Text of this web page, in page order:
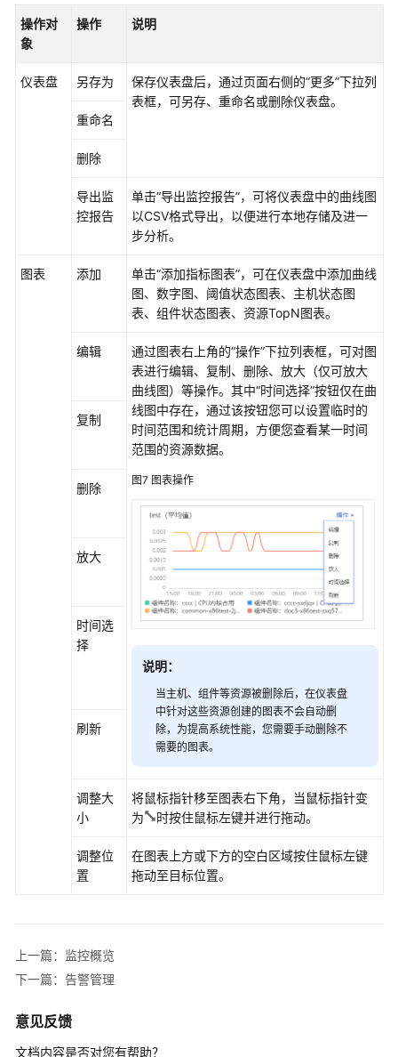
（联
域）
共
操作对
象
操作 说明
仪表盘 另存为
保存仪表盘后，通过页面右侧的“更多”下拉列
表框，可另存、重命名或删除仪表盘。
重命名
删除
导出监
控报告
单击“导出监控报告”，可将仪表盘中的曲线图
以CSV格式导出，以便进行本地存储及进一
步分析。
图表 添加
单击“添加指标图表”，可在仪表盘中添加曲线
图、数字图、阈值状态图表、主机状态图
表、组件状态图表、资源TopN图表。
编辑
通过图表右上角的“操作”下拉列表框，可对图
表进行编辑、复制、删除、放大（仅可放大
曲线图）等操作。其中“时间选择”按钮仅在曲
线图中存在，通过该按钮您可以设置临时的
时间范围和统计周期，方便您查看某一时间
范围的资源数据。
图7 图表操作
说明：
当主机、组件等资源被删除后，在仪表盘
中针对这些资源创建的图表不会自动删
除，为提高系统性能，您需要手动删除不
需要的图表。
复制
删除
放大
时间选
择
刷新
调整大
小
将鼠标指针移至图表右下角，当鼠标指针变
为
时按住鼠标左键并进行拖动。
调整位
置
在图表上方或下方的空白区域按住鼠标左键
拖动至目标位置。
上一篇：监控概览
下一篇：告警管理
意见反馈
文档内容是否对您有帮助？